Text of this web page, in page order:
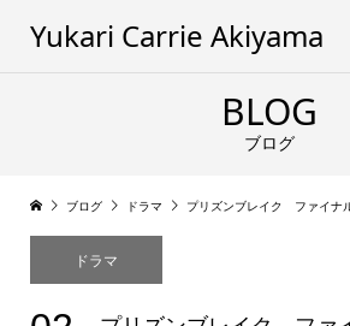
Yukari Carrie Akiyama
BLOG
ブログ
ブログ ドラマ プリズンブレイク ファイナ
ドラマ